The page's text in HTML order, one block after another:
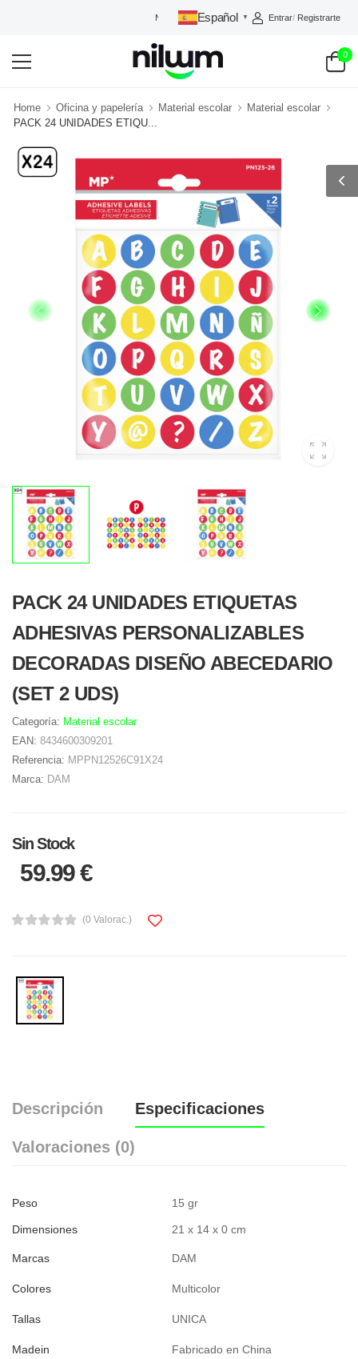
NILUUM: TU TIENDA DE CONFIANZA
Español ▼ Entrar/ Registrarte
0
Home Oficina y papelería Material escolar
Material escolar
PACK 24 UNIDADES ETIQU...
PACK 24 UNIDADES ETIQUETAS
ADHESIVAS PERSONALIZABLES
DECORADAS DISEÑO ABECEDARIO
(SET 2 UDS)
Categoría: Material escolar
EAN: 8434600309201
Referencia: MPPN12526C91X24
Marca: DAM
Sin Stock
59.99 €
(0 Valorac.)
Descripción Especificaciones
Valoraciones (0)
Peso 15 gr
Dimensiones 21 x 14 x 0 cm
Marcas DAM
Colores Multicolor
Tallas UNICA
Madein Fabricado en China